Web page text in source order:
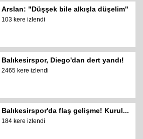
Arslan: "Düşşek bile alkışla düşelim"
103 kere izlendi
Balıkesirspor, Diego'dan dert yandı!
2465 kere izlendi
Balıkesirspor'da flaş gelişme! Kurul...
184 kere izlendi